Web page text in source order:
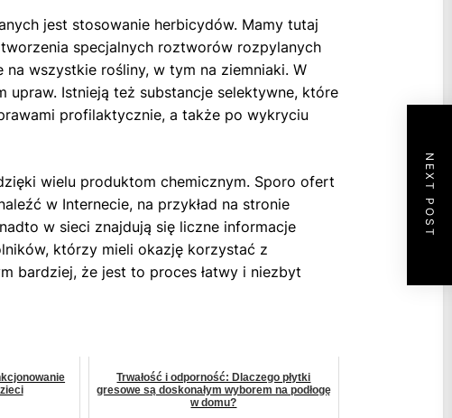
jest stosowanie herbicydów. Mamy tutaj
specjalnych roztworów rozpylanych
wszystkie rośliny, w tym na ziemniaki. W
Istnieją też substancje selektywne, które
profilaktycznie, a także po wykryciu
wielu produktom chemicznym. Sporo ofert
w Internecie, na przykład na stronie
w sieci znajdują się liczne informacje
którzy mieli okazję korzystać z
bardziej, że jest to proces łatwy i niezbyt
Trwałość i odporność: Dlaczego płytki
gresowe są doskonałym wyborem na podłogę
w domu?
NEXT POST